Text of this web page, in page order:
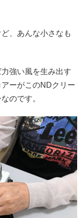
、あんな小さなも
強い風を生み出す
ーがこのNDクリー
のです。